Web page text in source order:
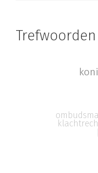
Trefwoorden